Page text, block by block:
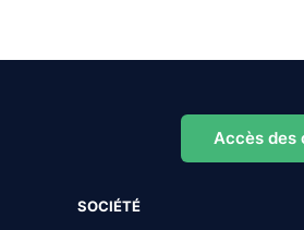
Accès des
SOCIÉTÉ